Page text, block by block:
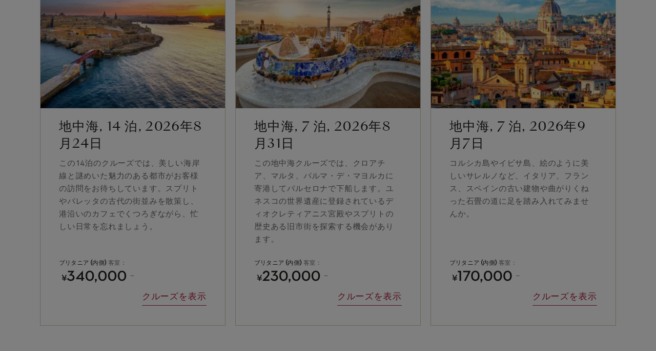
地中海, 14 泊, 2026年8
月24日
この14泊のクルーズでは、美しい海岸
線と謎めいた魅力のある都市がお客様
の訪問をお待ちしています。スプリト
やバレッタの古代の街並みを散策し、
港沿いのカフェでくつろぎながら、忙
しい日常を忘れましょう。
ブリタニア (内側) 客室：
¥340,000 ～
クルーズを表示
地中海, 7 泊, 2026年8
月31日
この地中海クルーズでは、クロアチ
ア、マルタ、パルマ・デ・マヨルカに
寄港してバルセロナで下船します。ユ
ネスコの世界遺産に登録されているデ
ィオクレティアニス宮殿やスプリトの
歴史ある旧市街を探索する機会があり
ます。
ブリタニア (内側) 客室：
¥230,000 ～
クルーズを表示
地中海, 7 泊, 2026年9
月7日
コルシカ島やイビサ島、絵のように美
しいサレルノなど、イタリア、フラン
ス、スペインの古い建物や曲がりくね
った石畳の道に足を踏み入れてみませ
んか。
ブリタニア (内側) 客室：
¥170,000 ～
クルーズを表示